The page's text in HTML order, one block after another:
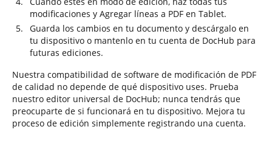
modificaciones y Agregar líneas a PDF en Tablet.
Guarda los cambios en tu documento y descárgalo en
tu dispositivo o mantenlo en tu cuenta de DocHub para
futuras ediciones.
Nuestra compatibilidad de software de modificación de PDF
de calidad no depende de qué dispositivo uses. Prueba
nuestro editor universal de DocHub; nunca tendrás que
preocuparte de si funcionará en tu dispositivo. Mejora tu
proceso de edición simplemente registrando una cuenta.